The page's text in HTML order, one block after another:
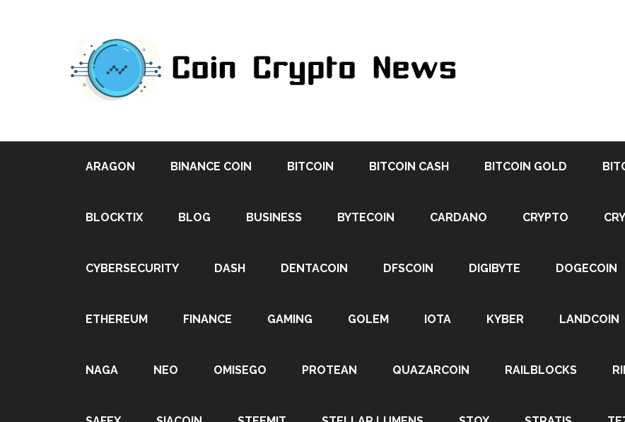
ARAGON BINANCE COIN BITCOIN BITCOIN CASH BITCOIN GOLD
BLOCKTIX BLOG BUSINESS BYTECOIN CARDANO CRYPTO
CYBERSECURITY DASH DENTACOIN DFSCOIN DIGIBYTE DOGECOIN
ETHEREUM FINANCE GAMING GOLEM IOTA KYBER LANDCOIN
NAGA NEO OMISEGO PROTEAN QUAZARCOIN RAILBLOCKS